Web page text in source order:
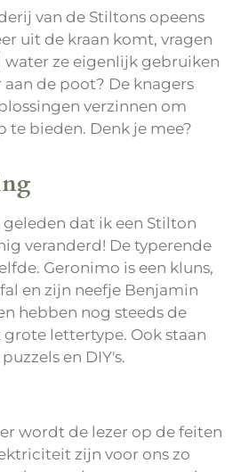
van de Stiltons opeens
uit de kraan komt, vragen
water ze eigenlijk gebruiken
aan de poot? De knagers
verzinnen om
te bieden. Denk je mee?
dat ik een Stilton
veranderd! De typerende
Geronimo is een kluns,
en zijn neefje Benjamin
hebben nog steeds de
lettertype. Ook staan
en DIY's.
wordt de lezer op de feiten
zijn voor ons zo